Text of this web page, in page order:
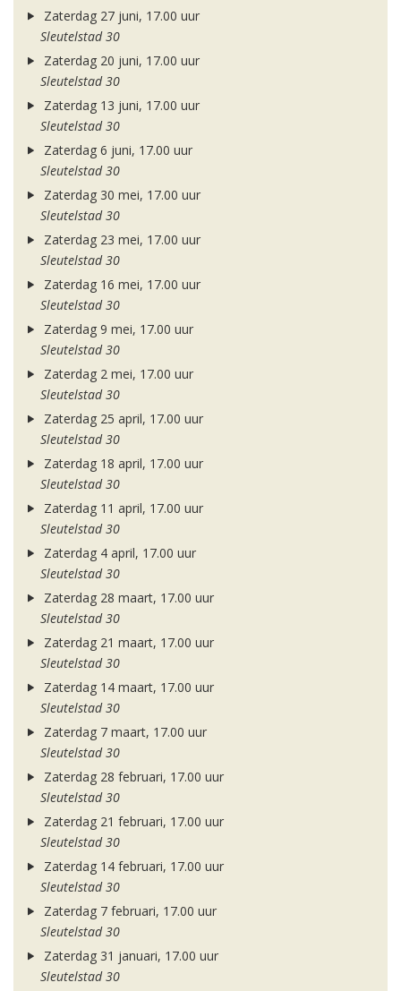
Zaterdag 27 juni, 17.00 uur
Sleutelstad 30
Zaterdag 20 juni, 17.00 uur
Sleutelstad 30
Zaterdag 13 juni, 17.00 uur
Sleutelstad 30
Zaterdag 6 juni, 17.00 uur
Sleutelstad 30
Zaterdag 30 mei, 17.00 uur
Sleutelstad 30
Zaterdag 23 mei, 17.00 uur
Sleutelstad 30
Zaterdag 16 mei, 17.00 uur
Sleutelstad 30
Zaterdag 9 mei, 17.00 uur
Sleutelstad 30
Zaterdag 2 mei, 17.00 uur
Sleutelstad 30
Zaterdag 25 april, 17.00 uur
Sleutelstad 30
Zaterdag 18 april, 17.00 uur
Sleutelstad 30
Zaterdag 11 april, 17.00 uur
Sleutelstad 30
Zaterdag 4 april, 17.00 uur
Sleutelstad 30
Zaterdag 28 maart, 17.00 uur
Sleutelstad 30
Zaterdag 21 maart, 17.00 uur
Sleutelstad 30
Zaterdag 14 maart, 17.00 uur
Sleutelstad 30
Zaterdag 7 maart, 17.00 uur
Sleutelstad 30
Zaterdag 28 februari, 17.00 uur
Sleutelstad 30
Zaterdag 21 februari, 17.00 uur
Sleutelstad 30
Zaterdag 14 februari, 17.00 uur
Sleutelstad 30
Zaterdag 7 februari, 17.00 uur
Sleutelstad 30
Zaterdag 31 januari, 17.00 uur
Sleutelstad 30